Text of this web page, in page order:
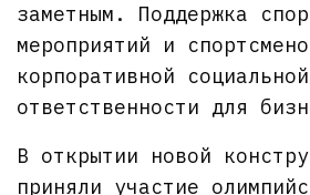
заметным. Поддержка
мероприятий и
корпоративной социальной
ответственности для
В открытии новой
приняли участие